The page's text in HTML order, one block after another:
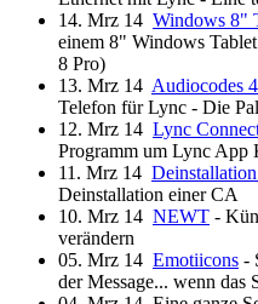
14. Mrz 14 Windows 8"
einem 8" Windows
8 Pro)
13. Mrz 14 Audiocodes
Telefon für Lync - Die
12. Mrz 14 Lync
Programm um Lync App
11. Mrz 14
Deinstallation einer CA
10. Mrz 14 NEWT -
verändern
05. Mrz 14 Emotiicons -
der Message... wenn das